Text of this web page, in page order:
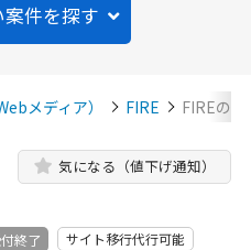
件を探す
メディア） FIRE FIREの
気になる（値下げ通知）
終了
サイト移行代行可能